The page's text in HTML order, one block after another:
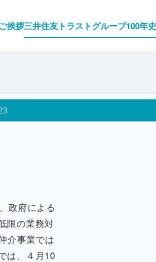
ご挨拶三井住友トラストグループ100年史
政府による
限の業務対
介事業では
は、４月10